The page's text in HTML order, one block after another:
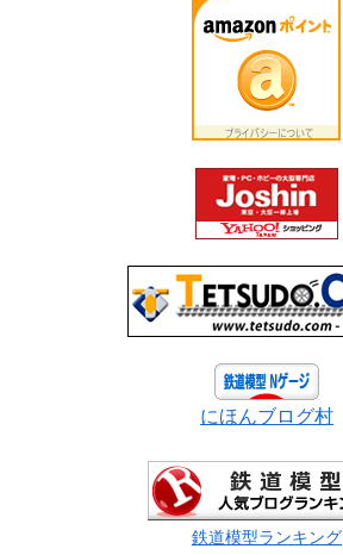
にほんブログ村
鉄道模型ランキング